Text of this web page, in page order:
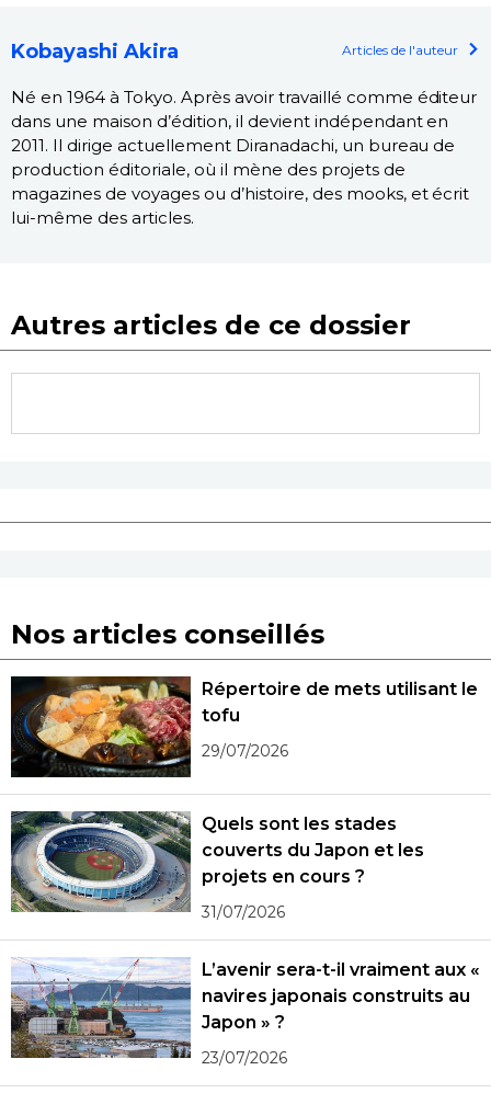
Kobayashi Akira Articles de l'auteur
Né en 1964 à Tokyo. Après avoir travaillé comme éditeur
dans une maison d’édition, il devient indépendant en
2011. Il dirige actuellement Diranadachi, un bureau de
production éditoriale, où il mène des projets de
magazines de voyages ou d’histoire, des mooks, et écrit
lui-même des articles.
Autres articles de ce dossier
Nos articles conseillés
Répertoire de mets utilisant le
tofu
29/07/2026
Quels sont les stades
couverts du Japon et les
projets en cours ?
31/07/2026
L’avenir sera-t-il vraiment aux «
navires japonais construits au
Japon » ?
23/07/2026